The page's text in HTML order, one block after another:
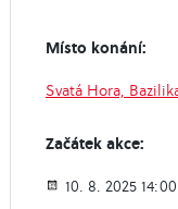
Místo konání:
Svatá Hora,
Začátek akce:
10. 8. 2025 14:00